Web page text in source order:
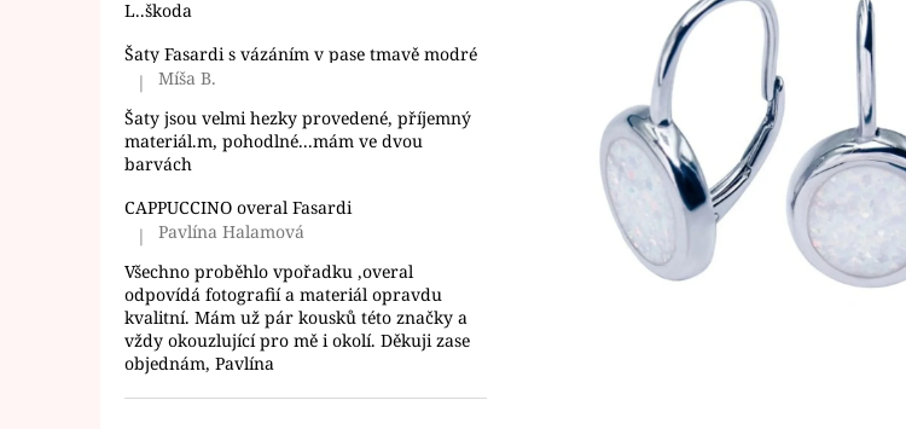
L..škoda
Šaty Fasardi s vázáním v pase tmavě modré
Hodnocení produktu je 5 z 5 hvězdiček.
|
Míša B.
Šaty jsou velmi hezky provedené, příjemný
materiál.m, pohodlné...mám ve dvou
barvách
CAPPUCCINO overal Fasardi
Hodnocení produktu je 5 z 5 hvězdiček.
|
Pavlína Halamová
Všechno proběhlo vpořadku ,overal
odpovídá fotografií a materiál opravdu
kvalitní. Mám už pár kousků této značky a
vždy okouzlující pro mě i okolí. Děkuji zase
objednám, Pavlína